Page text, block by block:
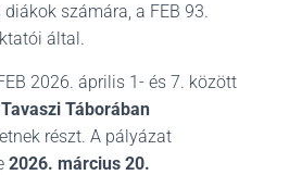
számára, a FEB 93.
által.
2026. április 1- és 7. között
Tavaszi Táborában
részt. A pályázat
2026. március 20.